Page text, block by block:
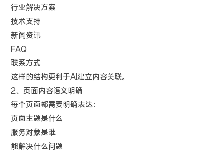
行业解决方案
技术支持
新闻资讯
FAQ
联系方式
这样的结构更利于AI建立内容关联。
2、页面内容语义明确
每个页面都需要明确表达：
页面主题是什么
服务对象是谁
能解决什么问题